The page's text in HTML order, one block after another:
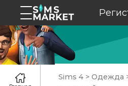
Sims 4 > Одежда